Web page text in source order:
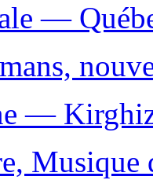
—
—